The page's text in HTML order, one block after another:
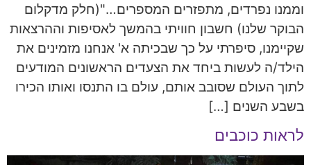
וממנו נפרדים, מתפזרים המספרים…"(חלק מדקלום
הבוקר שלנו) חשבון חוויתי בהמשך לאסיפות וההרצאות
שקיימנו, סיפרתי על כך שבכיתה א' אנחנו מזמינים את
הילד/ה לעשות ביחד את הצעדים הראשונים המודעים
לתוך העולם שסובב אותם, עולם בו התנסו ואותו הכירו
בשבע השנים […]
לראות כוכבים